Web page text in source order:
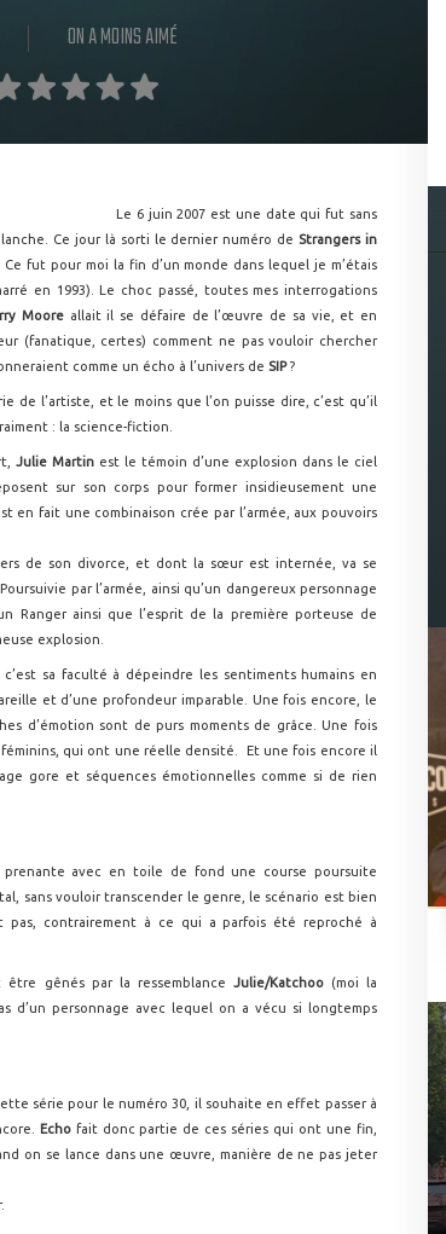
ON A MOINS AIMÉ
Le 6 juin 2007 est une date qui fut sans
Ce jour là sorti le dernier numéro de Strangers in
. Ce fut pour moi la fin d’un monde dans lequel je m’étais
en 1993). Le choc passé, toutes mes interrogations
Mooreallait il se défaire de l’œuvre de sa vie, et en
(fanatique, certes) comment ne pas vouloir chercher
comme un écho à l’univers de SIP?
de l’artiste, et le moins que l’on puisse dire, c’est qu’il
: la science-fiction.
Julie Martin est le témoin d’une explosion dans le ciel
sur son corps pour former insidieusement une
en fait une combinaison crée par l’armée, aux pouvoirs
de son divorce, et dont la sœur est internée, va se
par l’armée, ainsi qu’un dangereux personnage
Ranger ainsi que l’esprit de la première porteuse de
explosion.
, c’est sa faculté à dépeindre les sentiments humains en
et d’une profondeur imparable. Une fois encore, le
d’émotion sont de purs moments de grâce. Une fois
qui ont une réelle densité. Et une fois encore il
gore et séquences émotionnelles comme si de rien
avec en toile de fond une course poursuite
sans vouloir transcender le genre, le scénario est bien
pas, contrairement à ce qui a parfois été reproché à
gênés par la ressemblance Julie/Katchoo(moi la
d’un personnage avec lequel on a vécu si longtemps
série pour le numéro 30, il souhaite en effet passer à
Echofait donc partie de ces séries qui ont une fin,
on se lance dans une œuvre, manière de ne pas jeter